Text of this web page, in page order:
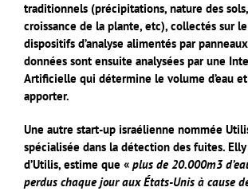
traditionnels (précipitations, nature des
croissance de la plante, etc), collectés sur
dispositifs d’analyse alimentés par
données sont ensuite analysées par une
Artificielle qui détermine le volume d’eau
apporter.
Une autre start-up israélienne nommée
spécialisée dans la détection des fuites.
d’Utilis, estime que « plus de 20.000m3
perdus chaque jour aux États-Unis à cause